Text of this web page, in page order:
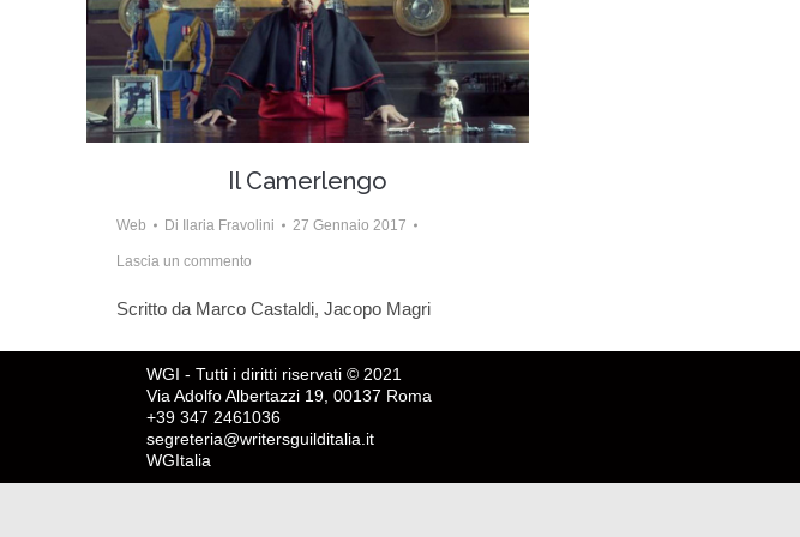
Il Camerlengo
Web Di Ilaria Fravolini 27 Gennaio 2017
Lascia un commento
Scritto da Marco Castaldi, Jacopo Magri
WGI - Tutti i diritti riservati © 2021
Via Adolfo Albertazzi 19, 00137 Roma
+39 347 2461036
segreteria@writersguilditalia.it
WGItalia